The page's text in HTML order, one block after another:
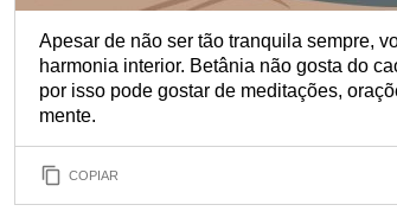
Apesar de não ser tão tranquila sempre,
harmonia interior. Betânia não gosta do
por isso pode gostar de meditações,
mente.
COPIAR